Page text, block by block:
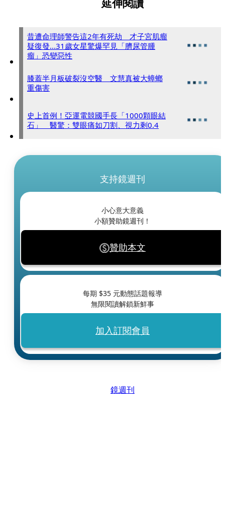
延伸閱讀
昔遭命理師警告這2年有死劫 才子宮肌瘤
疑復發...31歲女星驚爆罕見「臍尿管腫
瘤」恐變惡性
膝蓋半月板破裂沒空醫 文慧真被大蟑螂
重傷害
史上首例！亞運電競國手長「1000顆眼結
石」 醫驚：雙眼痛如刀割、視力剩0.4
支持鏡週刊
小心意大意義
小額贊助鏡週刊！
贊助本文
每期 $35 元動態話題報導
無限閱讀解鎖新鮮事
加入訂閱會員
鏡週刊